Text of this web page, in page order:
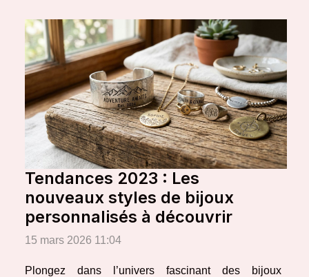
Tendances 2023 : Les
nouveaux styles de bijoux
personnalisés à découvrir
15 mars 2026 11:04
Plongez dans l’univers fascinant des bijoux